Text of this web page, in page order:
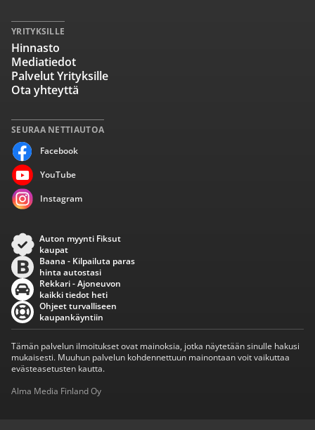
SEURAA NETTIAUTOA
Facebook
YouTube
Instagram
YRITYKSILLE
Hinnasto
Mediatiedot
Palvelut Yrityksille
Ota yhteyttä
Auton myynti Fiksut
kaupat
Baana - Kilpailuta paras
hinta autostasi
Rekkari - Ajoneuvon
kaikki tiedot heti
Ohjeet turvalliseen
kaupankäyntiin
Tämän palvelun ilmoitukset ovat mainoksia, jotka näytetään sinulle hakusi
mukaisesti. Muuhun palvelun kohdennettuun mainontaan voit vaikuttaa
evästeasetusten kautta.
Alma Media Finland Oy